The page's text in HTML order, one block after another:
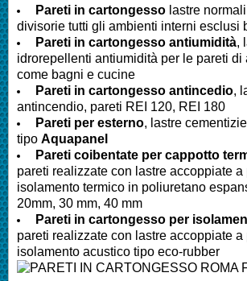
Pareti in cartongesso lastre
divisorie tutti gli ambienti interni esclusi
Pareti in cartongesso antiumidità,
idrorepellenti antiumidità per le pareti di
come bagni e cucine
Pareti in cartongesso antincedio,
antincendio, pareti REI 120, REI 180
Pareti per esterno, lastre
tipo Aquapanel
Pareti coibentate per cappotto
pareti realizzate con lastre accoppiate
isolamento termico in poliuretano
20mm, 30 mm, 40 mm
Pareti in cartongesso per
pareti realizzate con lastre accoppiate
isolamento acustico tipo eco-rubber